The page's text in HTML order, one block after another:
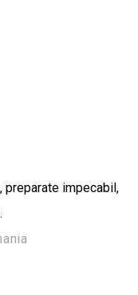
preparate impecabil,